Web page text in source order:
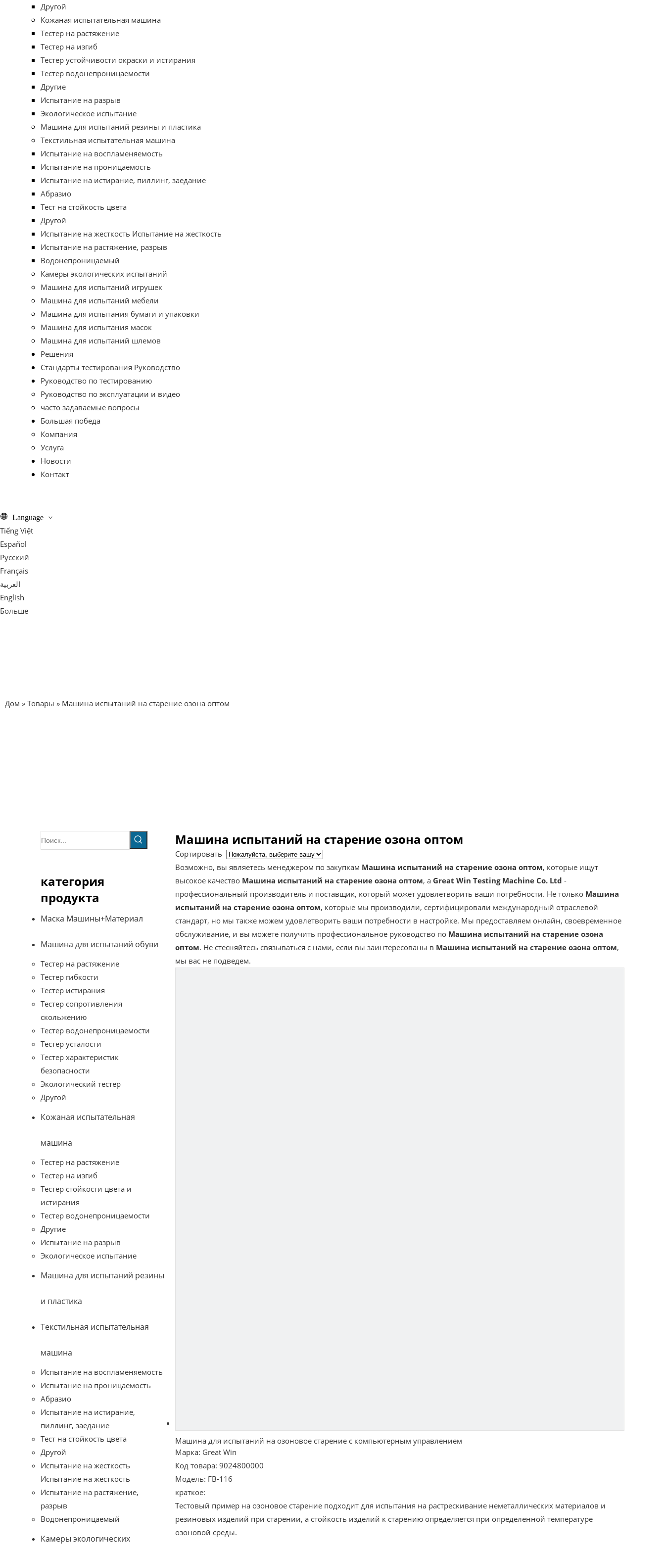
Другой
Кожаная испытательная машина
Тестер на растяжение
Тестер на изгиб
Тестер устойчивости окраски и истирания
Тестер водонепроницаемости
Другие
Испытание на разрыв
Экологическое испытание
Машина для испытаний резины и пластика
Текстильная испытательная машина
Испытание на воспламеняемость
Испытание на проницаемость
Испытание на истирание, пиллинг, заедание
Абразио
Тест на стойкость цвета
Другой
Испытание на жесткость Испытание на жесткость
Испытание на растяжение, разрыв
Водонепроницаемый
Камеры экологических испытаний
Машина для испытаний игрушек
Машина для испытаний мебели
Машина для испытания бумаги и упаковки
Машина для испытания масок
Машина для испытаний шлемов
Решения
Стандарты тестирования Руководство
Руководство по тестированию
Руководство по эксплуатации и видео
часто задаваемые вопросы
Большая победа
Компания
Услуга
Новости
Контакт
Language
Tiếng Việt
Español
Pусский
Français
العربية
English
Больше
Дом » Товары » Машина испытаний на старение озона оптом
категория
продукта
Маска Машины+Материал
Машина для испытаний обуви
Тестер на растяжение
Тестер гибкости
Тестер истирания
Тестер сопротивления
скольжению
Тестер водонепроницаемости
Тестер усталости
Тестер характеристик
безопасности
Экологический тестер
Другой
Кожаная испытательная
машина
Тестер на растяжение
Тестер на изгиб
Тестер стойкости цвета и
истирания
Тестер водонепроницаемости
Другие
Испытание на разрыв
Экологическое испытание
Машина для испытаний резины
и пластика
Текстильная испытательная
машина
Испытание на воспламеняемость
Испытание на проницаемость
Абразио
Испытание на истирание,
пиллинг, заедание
Тест на стойкость цвета
Другой
Испытание на жесткость
Испытание на жесткость
Испытание на растяжение,
разрыв
Водонепроницаемый
Камеры экологических
Машина испытаний на старение озона оптом
Сортировать
Возможно, вы являетесь менеджером по закупкам Машина испытаний на старение озона оптом, которые ищут
высокое качество Машина испытаний на старение озона оптом, а Great Win Testing Machine Co. Ltd -
профессиональный производитель и поставщик, который может удовлетворить ваши потребности. Не только Машина
испытаний на старение озона оптом, которые мы производили, сертифицировали международный отраслевой
стандарт, но мы также можем удовлетворить ваши потребности в настройке. Мы предоставляем онлайн, своевременное
обслуживание, и вы можете получить профессиональное руководство по Машина испытаний на старение озона
оптом. Не стесняйтесь связываться с нами, если вы заинтересованы в Машина испытаний на старение озона оптом,
мы вас не подведем.
Машина для испытаний на озоновое старение с компьютерным управлением
Марка: Great Win
Код товара: 9024800000
Модель: ГВ-116
краткое:
Тестовый пример на озоновое старение подходит для испытания на растрескивание неметаллических материалов и
резиновых изделий при старении, а стойкость изделий к старению определяется при определенной температуре
озоновой среды.